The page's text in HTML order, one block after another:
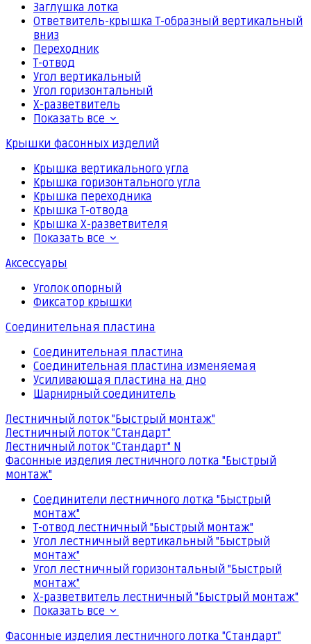
Заглушка лотка
Ответвитель-крышка Т-образный вертикальный
вниз
Переходник
Т-отвод
Угол вертикальный
Угол горизонтальный
Х-разветвитель
Показать все
Крышки фасонных изделий
Крышка вертикального угла
Крышка горизонтального угла
Крышка переходника
Крышка Т-отвода
Крышка Х-разветвителя
Показать все
Аксессуары
Уголок опорный
Фиксатор крышки
Соединительная пластина
Соединительная пластина
Соединительная пластина изменяемая
Усиливающая пластина на дно
Шарнирный соединитель
Лестничный лоток "Быстрый монтаж"
Лестничный лоток "Стандарт"
Лестничный лоток "Стандарт" N
Фасонные изделия лестничного лотка "Быстрый
монтаж"
Соединители лестничного лотка "Быстрый
монтаж"
Т-отвод лестничный "Быстрый монтаж"
Угол лестничный вертикальный "Быстрый
монтаж"
Угол лестничный горизонтальный "Быстрый
монтаж"
Х-разветвитель лестничный "Быстрый монтаж"
Показать все
Фасонные изделия лестничного лотка "Стандарт"